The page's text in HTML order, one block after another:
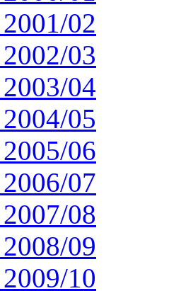
02
03
04
05
06
07
08
09
10